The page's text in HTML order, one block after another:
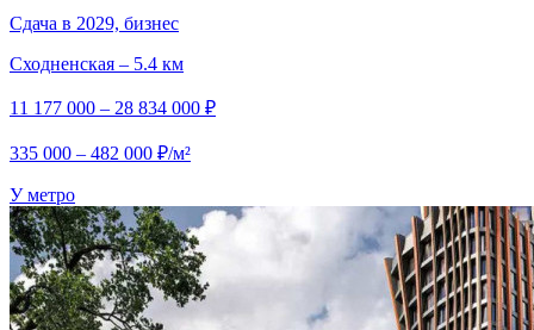
Сдача в 2029, бизнес
Сходненская – 5.4 км
11 177 000 – 28 834 000 ₽
335 000 – 482 000 ₽/м²
У метро